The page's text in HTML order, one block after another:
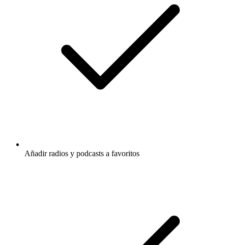
Añadir radios y podcasts a favoritos